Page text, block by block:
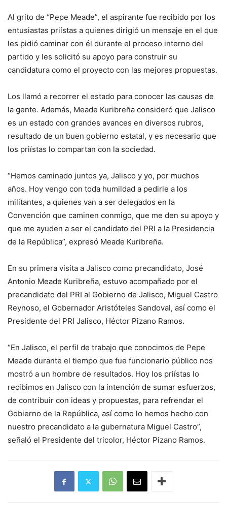
Al grito de “Pepe Meade”, el aspirante fue recibido por los
entusiastas priístas a quienes dirigió un mensaje en el que
les pidió caminar con él durante el proceso interno del
partido y les solicitó su apoyo para construir su
candidatura como el proyecto con las mejores propuestas.
Los llamó a recorrer el estado para conocer las causas de
la gente. Además, Meade Kuribreña consideró que Jalisco
es un estado con grandes avances en diversos rubros,
resultado de un buen gobierno estatal, y es necesario que
los priístas lo compartan con la sociedad.
“Hemos caminado juntos ya, Jalisco y yo, por muchos
años. Hoy vengo con toda humildad a pedirle a los
militantes, a quienes van a ser delegados en la
Convención que caminen conmigo, que me den su apoyo y
que me ayuden a ser el candidato del PRI a la Presidencia
de la República”, expresó Meade Kuribreña.
En su primera visita a Jalisco como precandidato, José
Antonio Meade Kuribreña, estuvo acompañado por el
precandidato del PRI al Gobierno de Jalisco, Miguel Castro
Reynoso, el Gobernador Aristóteles Sandoval, así como el
Presidente del PRI Jalisco, Héctor Pizano Ramos.
“En Jalisco, el perfil de trabajo que conocimos de Pepe
Meade durante el tiempo que fue funcionario público nos
mostró a un hombre de resultados. Hoy los priístas lo
recibimos en Jalisco con la intención de sumar esfuerzos,
de contribuir con ideas y propuestas, para refrendar el
Gobierno de la República, así como lo hemos hecho con
nuestro precandidato a la gubernatura Miguel Castro”,
señaló el Presidente del tricolor, Héctor Pizano Ramos.